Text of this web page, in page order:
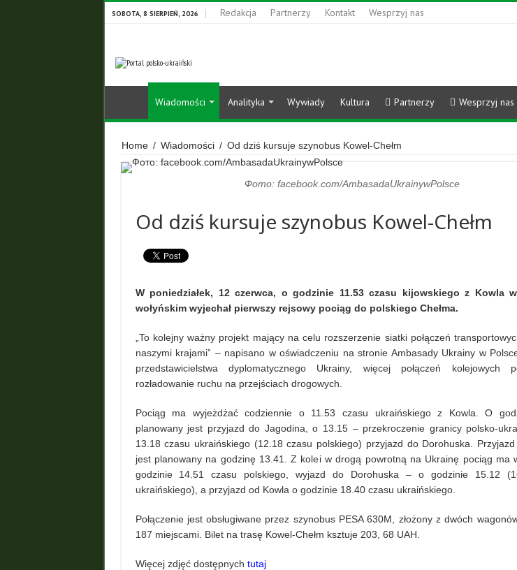
SOBOTA, 8 SIERPIEŃ, 2026 Redakcja Partnerzy Kontakt Wesprzyj nas
Wiadomości Analityka Wywiady Kultura Partnerzy Wesprzyj nas
Home / Wiadomości / Od dziś kursuje szynobus Kowel-Chełm
Фото: facebook.com/AmbasadaUkrainywPolsce
Od dziś kursuje szynobus Kowel-Chełm
W poniedziałek, 12 czerwca, o godzinie 11.53 czasu kijowskiego z Kowla
wołyńskim wyjechał pierwszy rejsowy pociąg do polskiego Chełma.
„To kolejny ważny projekt mający na celu rozszerzenie siatki połączeń
naszymi krajami” – napisano w oświadczeniu na stronie Ambasady Ukrainy w
przedstawicielstwa dyplomatycznego Ukrainy, więcej połączeń kolejowych
rozładowanie ruchu na przejściach drogowych.
Pociąg ma wyjeżdżać codziennie o 11.53 czasu ukraińskiego z Kowla. O
planowany jest przyjazd do Jagodina, o 13.15 – przekroczenie granicy polsko-
13.18 czasu ukraińskiego (12.18 czasu polskiego) przyjazd do Dorohuska. Przyjazd
jest planowany na godzinę 13.41. Z kolei w drogą powrotną na Ukrainę pociąg ma
godzinie 14.51 czasu polskiego, wyjazd do Dorohuska – o godzinie 15.12
ukraińskiego), a przyjazd od Kowla o godzinie 18.40 czasu ukraińskiego.
Połączenie jest obsługiwane przez szynobus PESA 630M, złożony z dwóch
187 miejscami. Bilet na trasę Kowel-Chełm ksztuje 203, 68 UAH.
Więcej zdjęć dostępnych tutaj